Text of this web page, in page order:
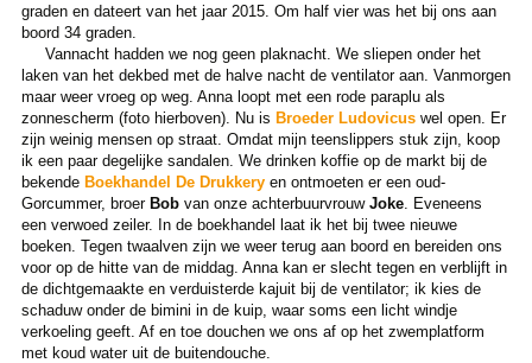
graden en dateert van het jaar 2015. Om half vier was het bij ons aan
boord 34 graden.
Vannacht hadden we nog geen plaknacht. We sliepen onder het
laken van het dekbed met de halve nacht de ventilator aan. Vanmorgen
maar weer vroeg op weg. Anna loopt met een rode paraplu als
zonnescherm (foto hierboven). Nu is Broeder Ludovicuswel open. Er
zijn weinig mensen op straat. Omdat mijn teenslippers stuk zijn, koop
ik een paar degelijke sandalen. We drinken koffie op de markt bij de
bekende Boekhandel De Drukkeryen ontmoeten er een oud-
Gorcummer, broer Bobvan onze achterbuurvrouw Joke. Eveneens
een verwoed zeiler. In de boekhandel laat ik het bij twee nieuwe
boeken. Tegen twaalven zijn we weer terug aan boord en bereiden ons
voor op de hitte van de middag. Anna kan er slecht tegen en verblijft in
de dichtgemaakte en verduisterde kajuit bij de ventilator; ik kies de
schaduw onder de bimini in de kuip, waar soms een licht windje
verkoeling geeft. Af en toe douchen we ons af op het zwemplatform
met koud water uit de buitendouche.